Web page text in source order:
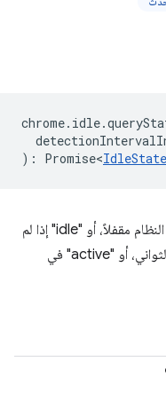
chrome. idle.
) : Promise<IdleState
تعرض هذه السمة القيمة "locked" إذا كان النظام مقفلاً، أو "idle" إذا لم
يُدخل المستخدم أي بيانات لعدد محدّد من الثواني، أو "active" في